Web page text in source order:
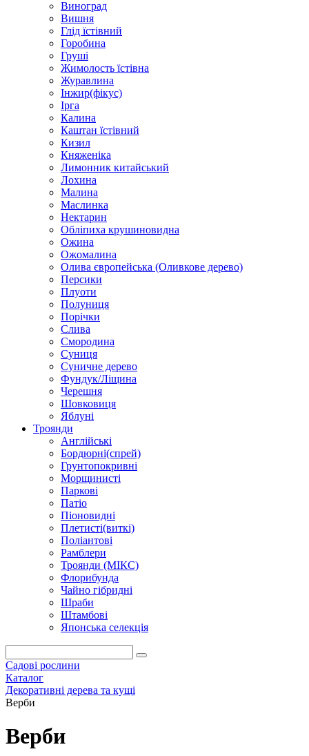
Виноград
Вишня
Глід їстівний
Горобина
Груші
Жимолость їстівна
Журавлина
Інжир(фікус)
Ірга
Калина
Каштан їстівний
Кизил
Княженіка
Лимонник китайський
Лохина
Малина
Маслинка
Нектарин
Обліпиха крушиновидна
Ожина
Ожомалина
Олива європейська (Оливкове дерево)
Персики
Плуоти
Полуниця
Порічки
Слива
Смородина
Суниця
Суничне дерево
Фундук/Ліщина
Черешня
Шовковиця
Яблуні
Троянди
Англійські
Бордюрні(спрей)
Грунтопокривні
Морщинисті
Паркові
Патіо
Піоновидні
Плетисті(виткі)
Поліантові
Рамблери
Троянди (МІКС)
Флорибунда
Чайно гібридні
Шраби
Штамбові
Японська селекція
Садові рослини
Каталог
Декоративні дерева та кущі
Верби
Верби